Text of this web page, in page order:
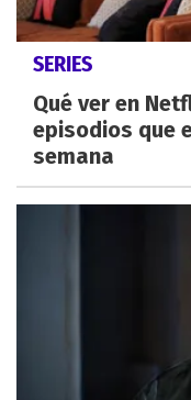
SERIES
Qué ver en
episodios que
semana